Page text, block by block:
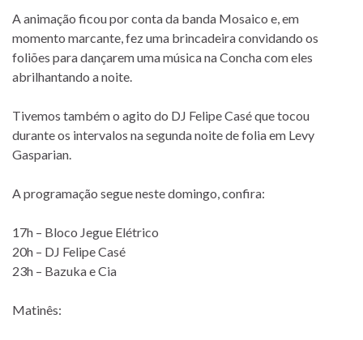
A animação ficou por conta da banda Mosaico e, em
momento marcante, fez uma brincadeira convidando os
foliões para dançarem uma música na Concha com eles
abrilhantando a noite.
Tivemos também o agito do DJ Felipe Casé que tocou
durante os intervalos na segunda noite de folia em Levy
Gasparian.
A programação segue neste domingo, confira:
17h – Bloco Jegue Elétrico
20h – DJ Felipe Casé
23h – Bazuka e Cia
Matinês: